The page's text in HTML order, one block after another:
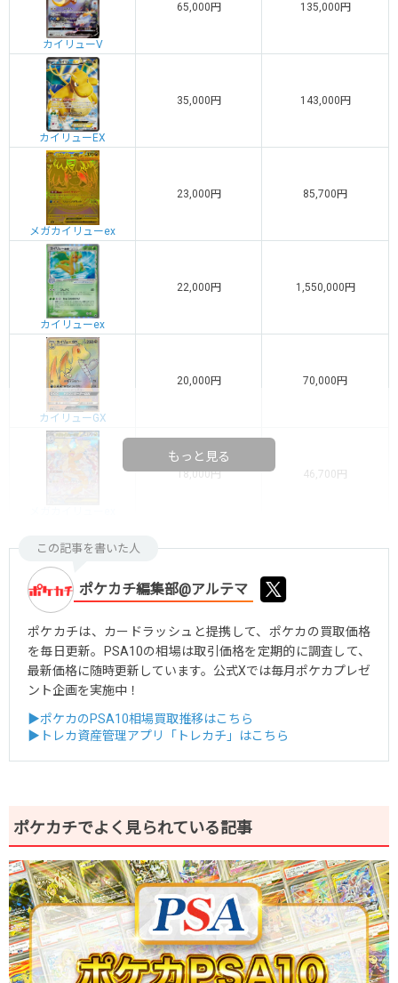
カイリューV
65,000円 135,000円
カイリューEX
35,000円 143,000円
メガカイリューex
23,000円 85,700円
カイリューex
22,000円 1,550,000円
カイリューGX
20,000円 70,000円
18,000円 46,700円
もっと見る
この記事を書いた人
ポケカチ編集部@アルテマ
ポケカチは、カードラッシュと提携して、ポケカの買取価格
を毎日更新。PSA10の相場は取引価格を定期的に調査して、
最新価格に随時更新しています。公式Xでは毎月ポケカプレゼ
ント企画を実施中！
▶ポケカのPSA10相場買取推移はこちら
▶トレカ資産管理アプリ「トレカチ」はこちら
ポケカチでよく見られている記事